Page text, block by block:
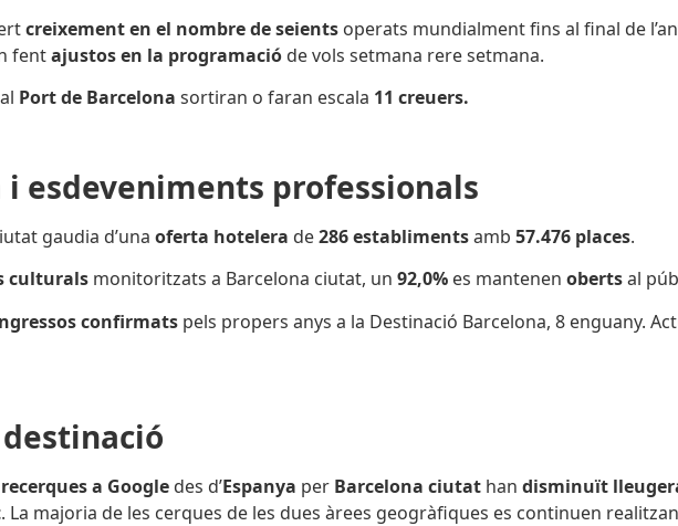
creixement en el nombre de seients operats mundialment fins al final de
fentajustos en la programació de vols setmana rere setmana.
Port de Barcelona sortiran o faran escala 11 creuers.
esdeveniments professionals
gaudia d’una oferta hotelera de286 establimentsamb 57.476 places.
culturals monitoritzats a Barcelona ciutat, un 92,0% es mantenen obertsal
confirmats pels propers anys a la Destinació Barcelona, 8 enguany.
recerques a Google des d’Espanya per Barcelona ciutat han disminuït
. La majoria de les cerques de les dues àrees geogràfiques es continuen